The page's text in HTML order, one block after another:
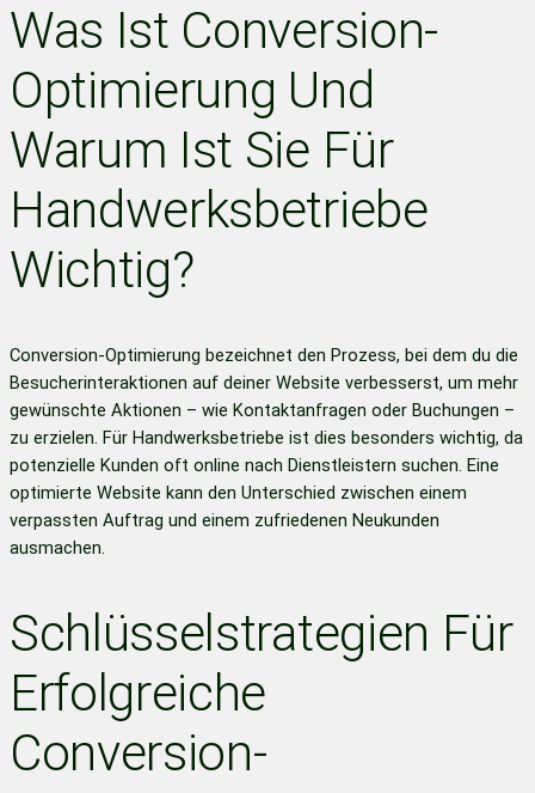
Was Ist Conversion-
Optimierung Und
Warum Ist Sie Für
Handwerksbetriebe
Wichtig?
Conversion-Optimierung bezeichnet den Prozess, bei dem du die
Besucherinteraktionen auf deiner Website verbesserst, um mehr
gewünschte Aktionen – wie Kontaktanfragen oder Buchungen –
zu erzielen. Für Handwerksbetriebe ist dies besonders wichtig, da
potenzielle Kunden oft online nach Dienstleistern suchen. Eine
optimierte Website kann den Unterschied zwischen einem
verpassten Auftrag und einem zufriedenen Neukunden
ausmachen.
Schlüsselstrategien Für
Erfolgreiche
Conversion-